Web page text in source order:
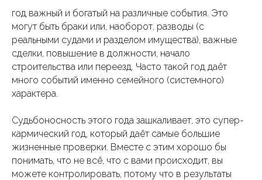
год важный и богатый на различные события. Это
могут быть браки или, наоборот, разводы (с
реальными судами и разделом имущества), важные
сделки, повышение в должности, начало
строительства или переезд. Часто такой год даёт
много событий именно семейного (системного)
характера.
Судьбоносность этого года зашкаливает, это супер-
кармический год, который даёт самые большие
жизненные проверки. Вместе с этим хорошо бы
понимать, что не всё, что с вами происходит, вы
можете контролировать, потому что в результаты